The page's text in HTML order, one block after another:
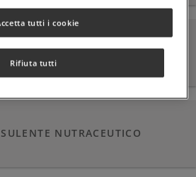
MASTERCLASS
NUTRACEUTICO
Rifiuta tutti
tutti i cookie